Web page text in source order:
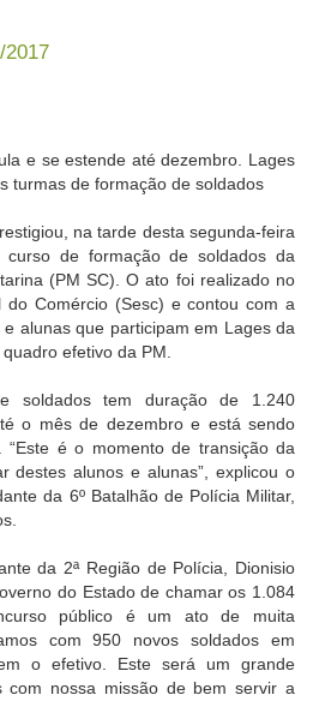
2017
e se estende até dezembro. Lages
turmas de formação de soldados
na tarde desta segunda-feira
de formação de soldados da
(PM SC). O ato foi realizado no
do Comércio (Sesc) e contou com a
alunas que participam em Lages da
efetivo da PM.
soldados tem duração de 1.240
o mês de dezembro e está sendo
“Este é o momento de transição da
destes alunos e alunas”, explicou o
da 6º Batalhão de Polícia Militar,
da 2ª Região de Polícia, Dionisio
do Estado de chamar os 1.084
público é um ato de muita
com 950 novos soldados em
o efetivo. Este será um grande
com nossa missão de bem servir a